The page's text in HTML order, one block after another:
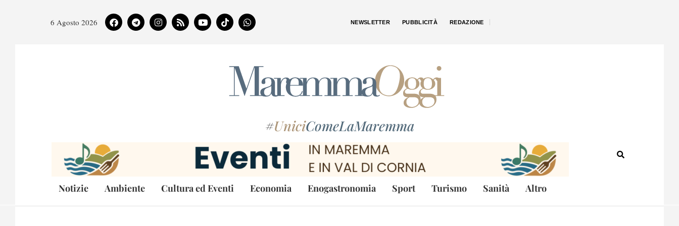
6 Agosto 2026 NEWSLETTER PUBBLICITÀ REDAZIONE
#UniciComeLaMaremma
Notizie Ambiente Cultura ed Eventi Economia Enogastronomia Sport Turismo Sanità Altro